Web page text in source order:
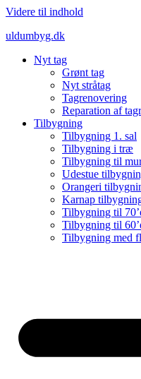
Videre til indhold
uldumbyg.dk
Nyt tag
Grønt tag
Nyt stråtag
Tagrenovering
Reparation af
Tilbygning
Tilbygning 1. sal
Tilbygning i træ
Tilbygning til
Udestue
Orangeri
Karnap
Tilbygning til
Tilbygning til
Tilbygning med